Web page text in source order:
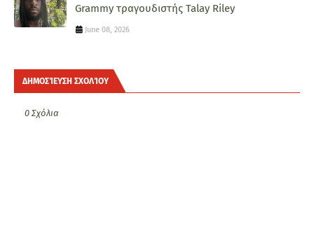
Grammy τραγουδιστής Talay Riley
June 08, 2026
ΔΗΜΟΣΊΕΥΣΗ ΣΧΟΛΊΟΥ
0 Σχόλια